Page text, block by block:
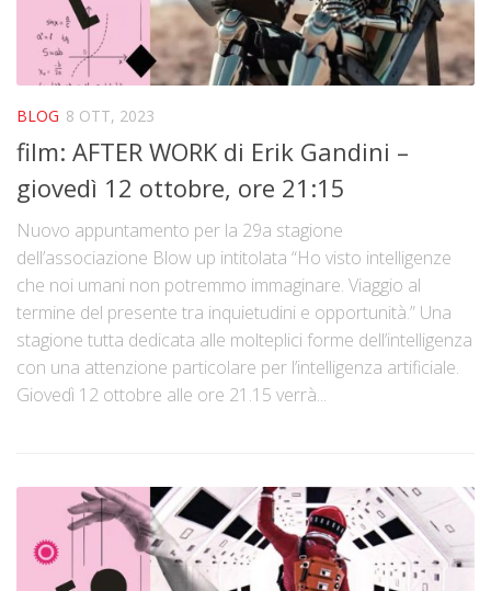
BLOG 8 OTT, 2023
film: AFTER WORK di Erik Gandini –
giovedì 12 ottobre, ore 21:15
Nuovo appuntamento per la 29a stagione
dell’associazione Blow up intitolata “Ho visto intelligenze
che noi umani non potremmo immaginare. Viaggio al
termine del presente tra inquietudini e opportunità.” Una
stagione tutta dedicata alle molteplici forme dell’intelligenza
con una attenzione particolare per l’intelligenza artificiale.
Giovedì 12 ottobre alle ore 21.15 verrà...